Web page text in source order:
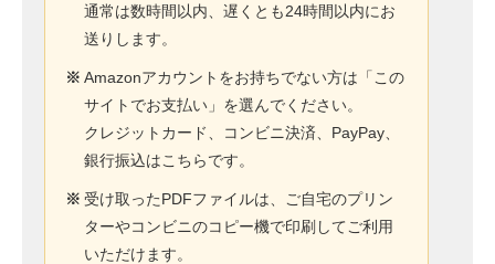
通常は数時間以内、遅くとも24時間以内にお
送りします。
※ Amazonアカウントをお持ちでない方は「この
サイトでお支払い」を選んでください。
クレジットカード、コンビニ決済、PayPay、
銀行振込はこちらです。
※ 受け取ったPDFファイルは、ご自宅のプリン
ターやコンビニのコピー機で印刷してご利用
いただけます。